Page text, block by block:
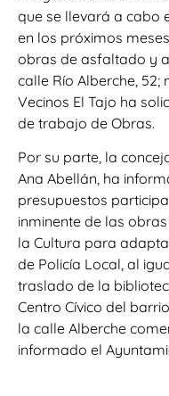
que se llevará a cabo
en los próximos
obras de asfaltado y
calle Río Alberche,
Vecinos El Tajo ha
de trabajo de Obras.
Por su parte, la
Ana Abellán, ha
presupuestos
inminente de las
la Cultura para
de Policía Local, al
traslado de la
Centro Cívico del
la calle Alberche
informado el